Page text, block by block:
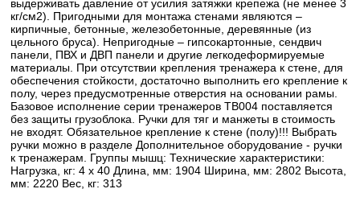
выдерживать давление от усилия затяжки крепежа (не менее 3
кг/см2). Пригодными для монтажа стенами являются –
кирпичные, бетонные, железобетонные, деревянные (из
цельного бруса). Непригодные – гипсокартонные, сендвич
панели, ПВХ и ДВП панели и другие легкодеформируемые
материалы. При отсутствии крепления тренажера к стене, для
обеспечения стойкости, достаточно выполнить его крепление к
полу, через предусмотренные отверстия на основании рамы.
Базовое исполнение серии тренажеров TB004 поставляется
без защиты грузоблока. Ручки для тяг и манжеты в стоимость
не входят. Обязательное крепление к стене (полу)!!! Выбрать
ручки можно в разделе Дополнительное оборудование - ручки
к тренажерам. Группы мышц: Технические характеристики:
Нагрузка, кг: 4 x 40 Длина, мм: 1904 Ширина, мм: 2802 Высота,
мм: 2220 Вес, кг: 313